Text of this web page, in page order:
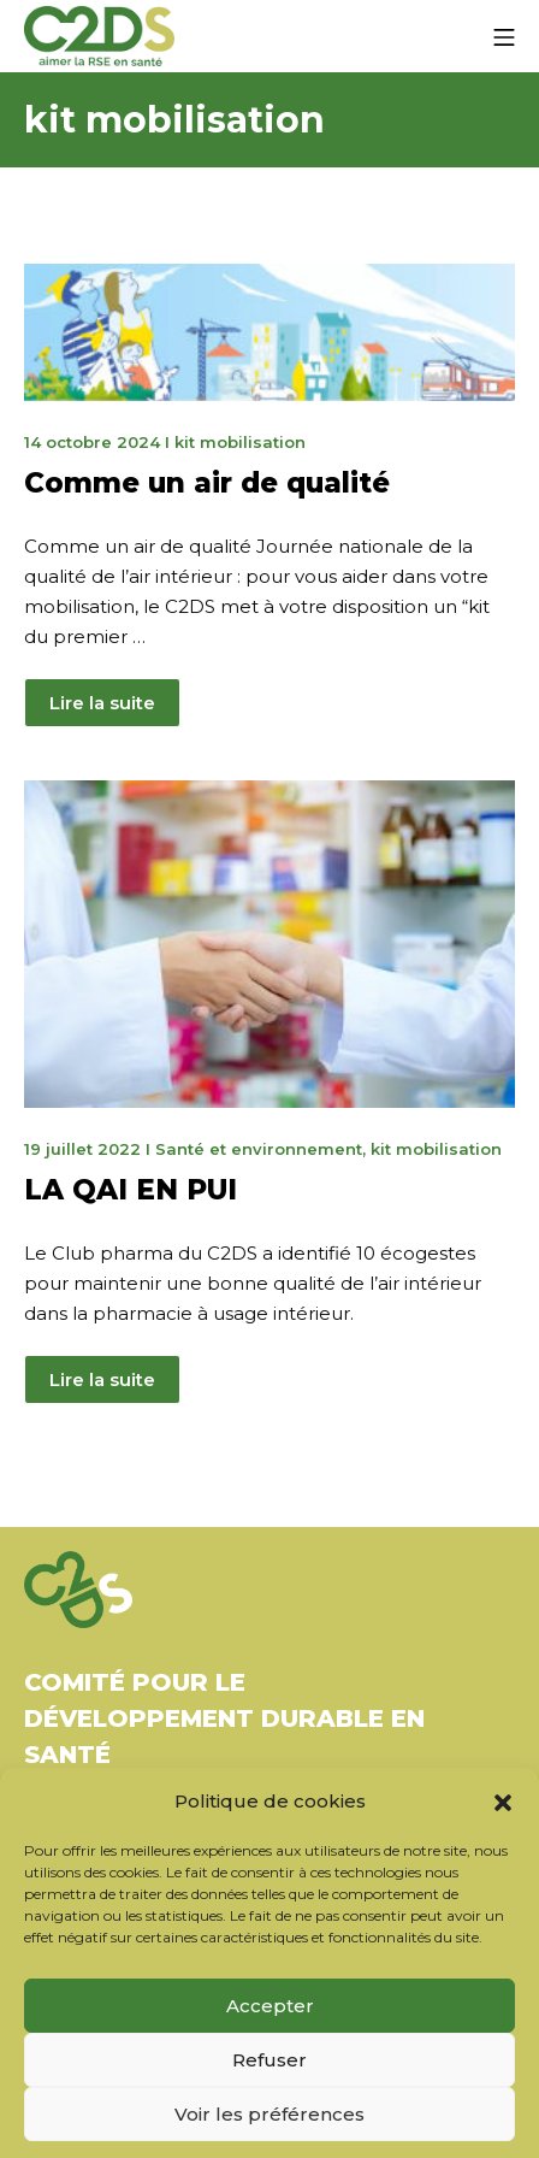
Politique de cookies
Pour offrir les meilleures expériences aux utilisateurs de notre site, nous
utilisons des cookies. Le fait de consentir à ces technologies nous
permettra de traiter des données telles que le comportement de
navigation ou les statistiques. Le fait de ne pas consentir peut avoir un
effet négatif sur certaines caractéristiques et fonctionnalités du site.
Accepter
Refuser
Voir les préférences
Aller
contenu
C2DS
kit mobilisation
14 octobre 20243
2025
I kit mobilisation
Comme un air de qualité
Comme un air de qualité Journée nationale de la
qualité de l’air intérieur : pour vous aider dans votre
mobilisation, le C2DS met à votre disposition un “kit
du premier …
Lire la suite
19 juillet 2022 8
2023
I Santé et environnement, kit mobilisation
LA QAI EN PUI
Le Club pharma du C2DS a identifié 10 écogestes
pour maintenir une bonne qualité de l’air intérieur
dans la pharmacie à usage intérieur.
Lire la suite
COMITÉ POUR LE
DÉVELOPPEMENT DURABLE EN
SANTÉ
Bâtiment Le Rubixco, 1 rue Bernard Maris
Tél. : 06 26 49 36 81 – contact@c2ds.eu
TwitterLinkedIn
Youtube
S’inscrire à la newsletter
Nos partenaires
Mentions légales
Politique de confidentialité